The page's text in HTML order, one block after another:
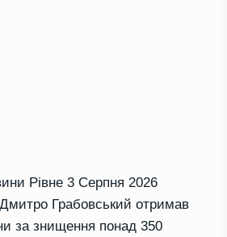
Рівне 3 Серпня 2026
Грабовський отримав
за знищення понад 350